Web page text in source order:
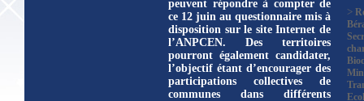
peuvent répondre à compter de
ce 12 juin au questionnaire mis à
disposition sur le site Internet de
l’ANPCEN. Des territoires
pourront également candidater,
l’objectif étant d’encourager des
participations collectives de
communes dans différents
>